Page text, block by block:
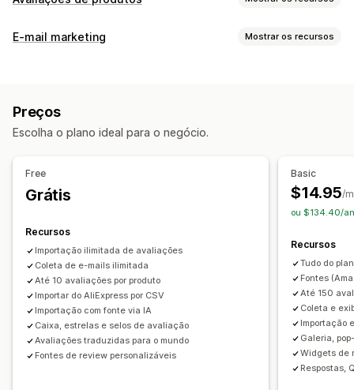
Opções de exibição
Página de todas as avaliações
Highlights de avaliações Perguntas e respostas
Maneiras de obter avaliações
Promoções
Migração de avaliações Automações
Solicitações personalizadas
E-mail marketing Mostrar os recursos
Avaliações de produtos
Acompanhamento
Preços
Escolha o plano ideal para o negócio.
Free
Grátis
Recursos
Importação ilimitada de avaliações
Coleta de e-mails ilimitada
Até 10 avaliações por produto
Importar do AliExpress por CSV
Importação com fonte via IA
Caixa, estrelas e selos de avaliação
Avaliações traduzidas para o mundo
Fontes de review personalizáveis
Basic
$14.95/
ou $134.40/
Recursos
Tudo do
Fontes
Até 150
Coleta e
Importação
Galeria,
Widgets de
Respostas,